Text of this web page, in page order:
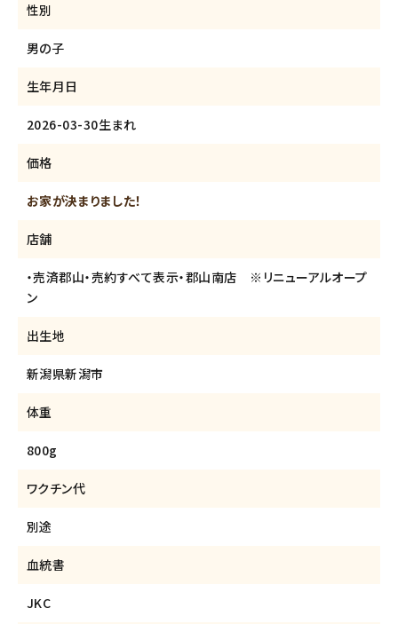
性別
男の子
生年月日
2026-03-30生まれ
価格
お家が決まりました！
店舗
・売済郡山・売約すべて表示・郡山南店 ※リニューアルオープ
ン
出生地
新潟県新潟市
体重
800g
ワクチン代
別途
血統書
JKC